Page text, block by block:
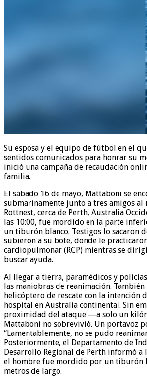
Su esposa y el equipo de fútbol en el
sentidos comunicados para honrar su
inició una campaña de recaudación
familia.
El sábado 16 de mayo, Mattaboni se
submarinamente junto a tres amigos al
Rottnest, cerca de Perth, Australia
las 10:00, fue mordido en la parte
un tiburón blanco. Testigos lo sacaron
subieron a su bote, donde le
cardiopulmonar (RCP) mientras se
buscar ayuda.
Al llegar a tierra, paramédicos y
las maniobras de reanimación.
helicóptero de rescate con la intención
hospital en Australia continental. Sin
proximidad del ataque —a solo un
Mattaboni no sobrevivió. Un portavoz
“Lamentablemente, no se pudo
Posteriormente, el Departamento de
Desarrollo Regional de Perth informó a
el hombre fue mordido por un tiburón
metros de largo.